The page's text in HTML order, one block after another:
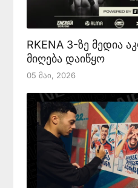
RKENA 3-ზე მედია
მიღება დაიწყო
05 Მაი, 2026